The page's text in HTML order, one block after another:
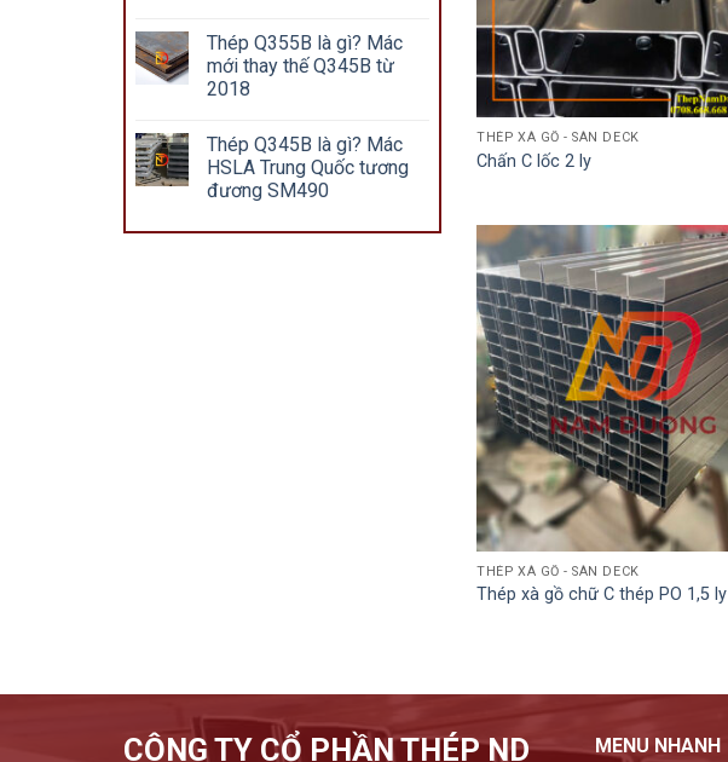
Thép Q355B là gì? Mác
mới thay thế Q345B từ
2018
Thép Q345B là gì? Mác
HSLA Trung Quốc tương
đương SM490
THÉP XÀ GỒ - SÀN DECK
Chấn C lốc 2 ly
THÉP XÀ GỒ - SÀN DECK
Thép xà gồ chữ C thép PO 1,5 ly
CÔNG TY CỔ PHẦN THÉP ND MENU NHANH